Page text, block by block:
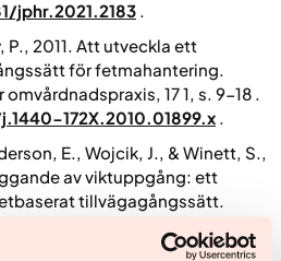
jphr.2021.2183
P., 2011. Att utveckla ett
för fetmahantering.
, 17 1, s. 9-18 .
172X.2010.01899.x .
E., Wojcik, J., & Winett, S.,
av viktuppgång: ett
tillvägagångssätt.
.